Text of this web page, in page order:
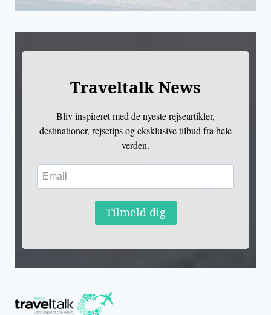
Traveltalk News
Bliv inspireret med de nyeste rejseartikler,
destinationer, rejsetips og eksklusive tilbud fra hele
verden.
Tilmeld dig